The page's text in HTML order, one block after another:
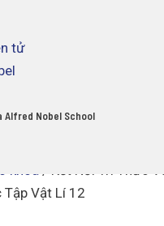
Alfred Nobel School
khoa / Kết Nối Tri Thức
Tập Vật Lí 12